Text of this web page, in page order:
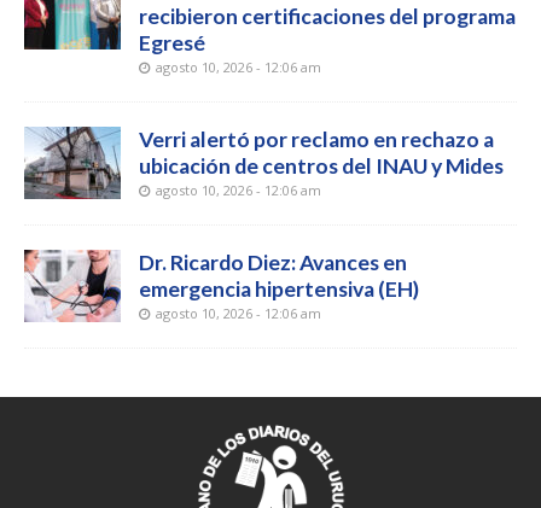
recibieron certificaciones del programa
Egresé
agosto 10, 2026 - 12:06 am
Verri alertó por reclamo en rechazo a
ubicación de centros del INAU y Mides
agosto 10, 2026 - 12:06 am
Dr. Ricardo Diez: Avances en
emergencia hipertensiva (EH)
agosto 10, 2026 - 12:06 am